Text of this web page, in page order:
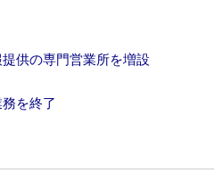
提供の専門営業所を増設
を終了